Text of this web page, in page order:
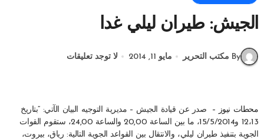
الجيش: طيران ليلي غدا
By مكتب التحرير مايو 11, 2014 لا توجد تعليقات
محطات نيوز –
صدر عن قيادة الجيش – مديرية التوجيه البيان الآتي: “بتاريخ
12،13 و15/5/2014، ما بين الساعة 20,00 والساعة 24,00، ستقوم القوات
الجوية بتنفيذ طيران ليلي، والانتقال بين القواعد الجوية التالية: رياق، بيروت،